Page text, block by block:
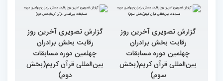
گزارش تصویری آخرین روز
رقابت بخش برادران
چهلمین دوره مسابقات
بین‌المللی قرآن کریم(بخش
سوم)
گزارش تصویری آخرین روز
رقابت بخش برادران
چهلمین دوره مسابقات
بین‌المللی قرآن کریم(بخش
دوم)